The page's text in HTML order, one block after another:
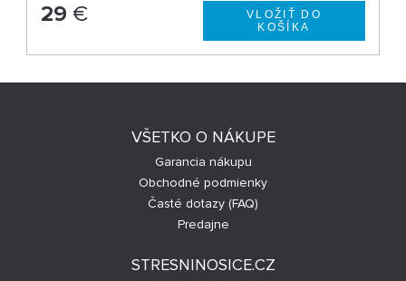
29 €
VŠETKO O NÁKUPE
Garancia nákupu
Obchodné podmienky
Časté dotazy (FAQ)
Predajne
STRESNINOSICE.CZ